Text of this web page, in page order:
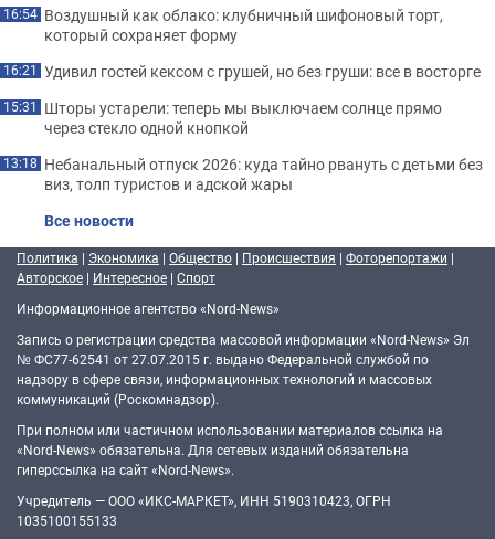
16:54 Воздушный как облако: клубничный шифоновый торт,
который сохраняет форму
16:21 Удивил гостей кексом с грушей, но без груши: все в восторге
15:31 Шторы устарели: теперь мы выключаем солнце прямо
через стекло одной кнопкой
13:18 Небанальный отпуск 2026: куда тайно рвануть с детьми без
виз, толп туристов и адской жары
Все новости
Политика | Экономика | Общество | Происшествия | Фоторепортажи |
Авторское | Интересное | Спорт
Информационное агентство «Nord-News»
Запись о регистрации средства массовой информации «Nord-News» Эл
№ ФС77-62541 от 27.07.2015 г. выдано Федеральной службой по
надзору в сфере связи, информационных технологий и массовых
коммуникаций (Роскомнадзор).
При полном или частичном использовании материалов ссылка на
«Nord-News» обязательна. Для сетевых изданий обязательна
гиперссылка на сайт «Nord-News».
Учредитель — ООО «ИКС-МАРКЕТ», ИНН 5190310423, ОГРН
1035100155133